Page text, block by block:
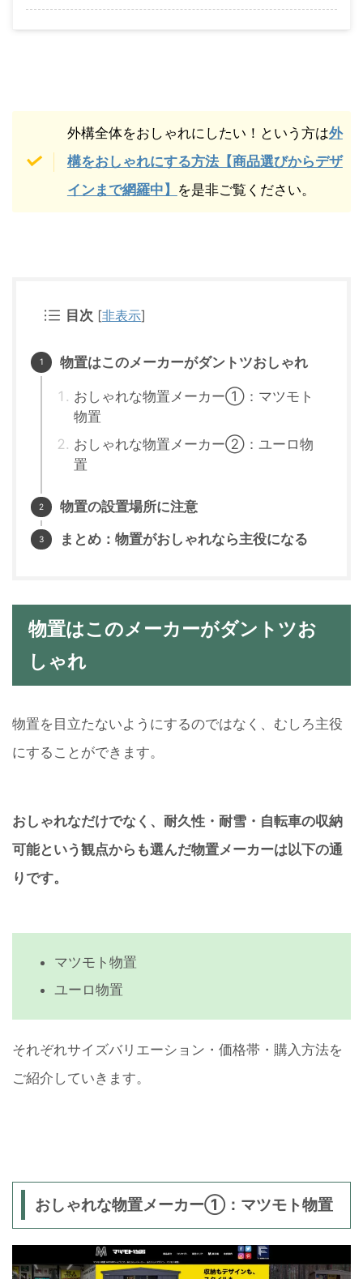
外構全体をおしゃれにしたい！という方は外
構をおしゃれにする方法【商品選びからデザ
インまで網羅中】
を是非ご覧ください。
目次 [非表示]
物置はこのメーカーがダントツおしゃれ
おしゃれな物置メーカー①：マツモト
物置
おしゃれな物置メーカー②：ユーロ物
置
物置の設置場所に注意
まとめ：物置がおしゃれなら主役になる
物置はこのメーカーがダントツお
しゃれ
物置を目立たないようにするのではなく、むしろ主役
にすることができます。
おしゃれなだけでなく、耐久性・耐雪・自転車の収納
可能という観点からも選んだ物置メーカーは以下の通
りです。
マツモト物置
ユーロ物置
それぞれサイズバリエーション・価格帯・購入方法を
ご紹介していきます。
おしゃれな物置メーカー①：マツモト物置